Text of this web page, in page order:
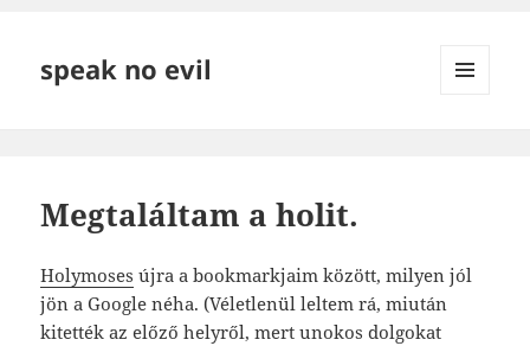
speak no evil
Megtaláltam a holit.
Holymoses újra a bookmarkjaim között, milyen jól
jön a Google néha. (Véletlenül leltem rá, miután
kitették az előző helyről, mert unokos dolgokat